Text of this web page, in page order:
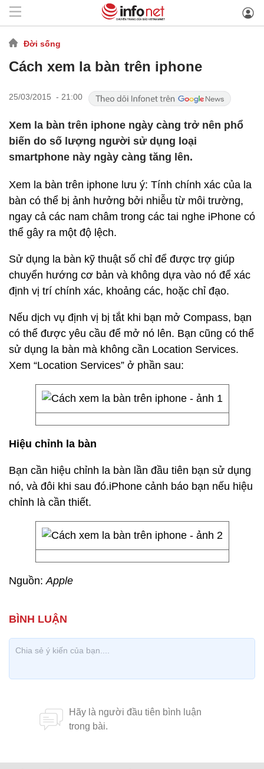
Đời sống
Cách xem la bàn trên iphone
25/03/2015 - 21:00
Xem la bàn trên iphone ngày càng trở nên phổ
biến do số lượng người sử dụng loại
smartphone này ngày càng tăng lên.
Xem la bàn trên iphone lưu ý: Tính chính xác của la
bàn có thể bị ảnh hưởng bởi nhiễu từ môi trường,
ngay cả các nam châm trong các tai nghe iPhone có
thể gây ra một độ lệch.
Sử dụng la bàn kỹ thuật số chỉ để được trợ giúp
chuyển hướng cơ bản và không dựa vào nó để xác
định vị trí chính xác, khoảng các, hoặc chỉ đạo.
Nếu dịch vụ định vị bị tắt khi bạn mở Compass, bạn
có thể được yêu cầu để mở nó lên. Bạn cũng có thể
sử dụng la bàn mà không cần Location Services.
Xem “Location Services” ở phần sau:
Hiệu chỉnh la bàn
Bạn cần hiệu chỉnh la bàn lần đầu tiên bạn sử dụng
nó, và đôi khi sau đó.iPhone cảnh báo bạn nếu hiệu
chỉnh là cần thiết.
Nguồn:Apple